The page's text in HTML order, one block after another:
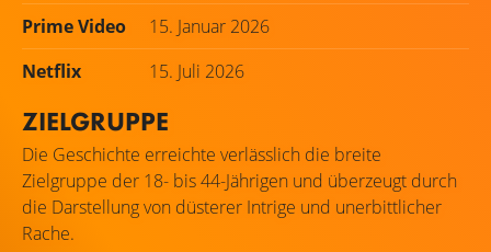
Prime Video
15. Januar 2026
Netflix
15. Juli 2026
ZIELGRUPPE
Die Geschichte erreichte verlässlich die breite
Zielgruppe der 18- bis 44-Jährigen und überzeugt durch
die Darstellung von düsterer Intrige und unerbittlicher
Rache.